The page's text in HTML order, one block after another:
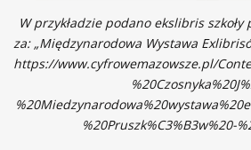
W przykładzie podano ekslibris
za: „Międzynarodowa Wystawa
https://www.cyfrowemazowsze.pl/
%20Pruszk%C3%B3w%20-